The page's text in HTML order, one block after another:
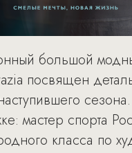
большой
посвящен
сезона.
мастер спорта
класса по